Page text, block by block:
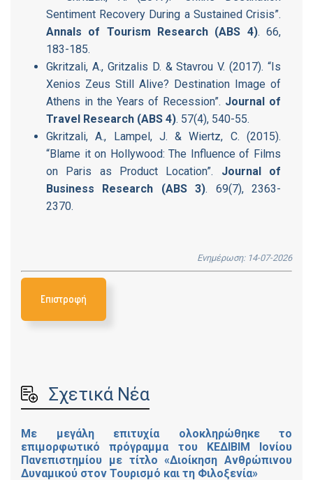
Sentiment Recovery During a Sustained Crisis”.
Annals of Tourism Research (ABS 4). 66,
183-185.
Gkritzali, A., Gritzalis D. & Stavrou V. (2017). “Is
Xenios Zeus Still Alive? Destination Image of
Athens in the Years of Recession”. Journal of
Travel Research (ABS 4). 57(4), 540-55.
Gkritzali, A., Lampel, J. & Wiertz, C. (2015).
“Blame it on Hollywood: The Influence of Films
on Paris as Product Location”. Journal of
Business Research (ABS 3). 69(7), 2363-
2370.
Ενημέρωση: 14-07-2026
Επιστροφή
Σχετικά Νέα
Με μεγάλη επιτυχία ολοκληρώθηκε το
επιμορφωτικό πρόγραμμα του ΚΕΔΙΒΙΜ Ιονίου
Πανεπιστημίου με τίτλο «Διοίκηση Ανθρώπινου
Δυναμικού στον Τουρισμό και τη Φιλοξενία»